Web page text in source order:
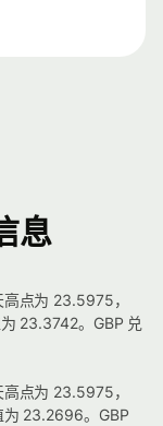
息
点为 23.5975，
23.3742。GBP 兑
点为 23.5975，
23.2696。GBP